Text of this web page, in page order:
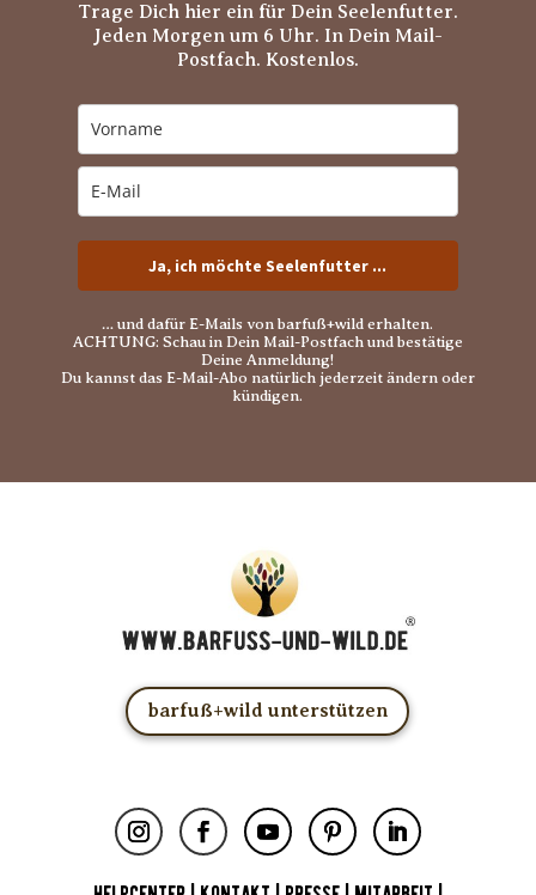
Trage Dich hier ein für Dein Seelenfutter.
Jeden Morgen um 6 Uhr. In Dein Mail-
Postfach. Kostenlos.
Ja, ich möchte Seelenfutter ...
… und dafür E-Mails von barfuß+wild erhalten.
ACHTUNG: Schau in Dein Mail-Postfach und bestätige
Deine Anmeldung!
Du kannst das E-Mail-Abo natürlich jederzeit ändern oder
kündigen.
barfuß+wild unterstützen